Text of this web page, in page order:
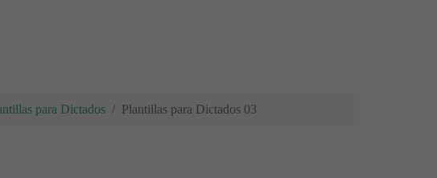
para Dictados Plantillas para Dictados 03